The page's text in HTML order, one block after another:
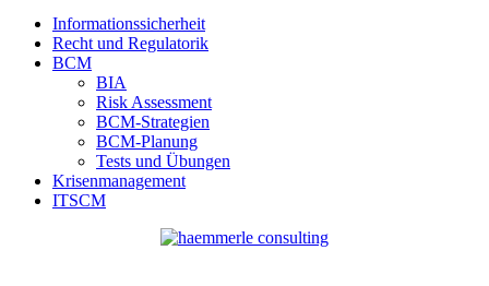
Informationssicherheit
Recht und Regulatorik
BCM
BIA
Risk Assessment
BCM-Strategien
BCM-Planung
Tests und Übungen
Krisenmanagement
ITSCM